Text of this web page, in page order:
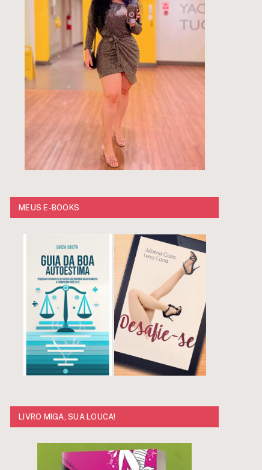
MEUS E-BOOKS
LIVRO MIGA, SUA LOUCA!